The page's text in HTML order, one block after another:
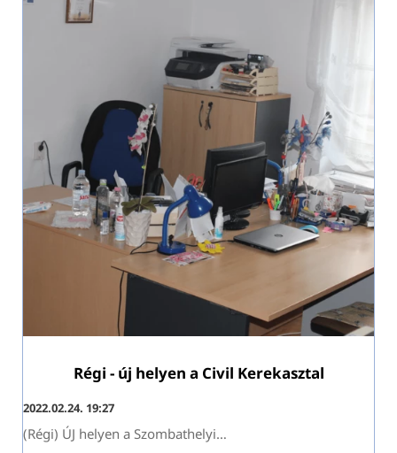
Régi - új helyen a Civil Kerekasztal
2022.02.24. 19:27
(Régi) ÚJ helyen a Szombathelyi…